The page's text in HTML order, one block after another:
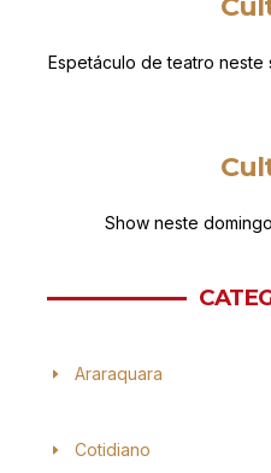
Espetáculo de teatro neste
Show neste
Araraquara
Cotidiano